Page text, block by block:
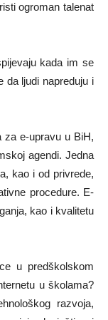
ogroman talenat
kada im se
da ljudi napreduju i
za e-upravu u BiH,
agendi. Jedna
kao i od privrede,
procedure. E-
kao i kvalitetu
u predškolskom
u školama?
razvoja,